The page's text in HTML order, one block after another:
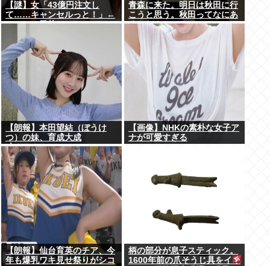
【謎】女「43億円注文し
て……キャンセルっと！」←
こいつの目的ｗ
青森に来た。明日は秋田に行
こうと思う。秋田ってなにあ
るんだ？
【朗報】本田望結（ぼうけ
つ）の妹、育成大成
功！！！！
【画像】NHKの素朴な女子ア
ナが可愛すぎる
【朗報】仙台育英のチア、今
年も爆乳ワキ見せ祭りがシコ
柄の部分が息子スティック。
1600年前の爪そうじ具をイギ